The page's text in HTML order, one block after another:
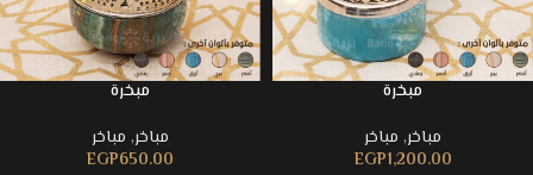
مبخرة
مباخر, مباخر
EGP1,200.00
مبخرة
مباخر, مباخر
EGP650.00